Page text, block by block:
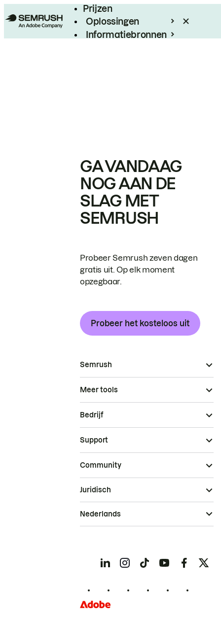
Prijzen
Oplossingen
Informatiebronnen
GA VANDAAG
NOG AAN DE
SLAG MET
SEMRUSH
Probeer Semrush zeven dagen
gratis uit. Op elk moment
opzegbaar.
Probeer het kosteloos uit
Semrush
Meer tools
Bedrijf
Support
Community
Juridisch
Nederlands